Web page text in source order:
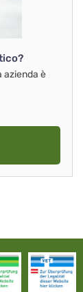
azienda è